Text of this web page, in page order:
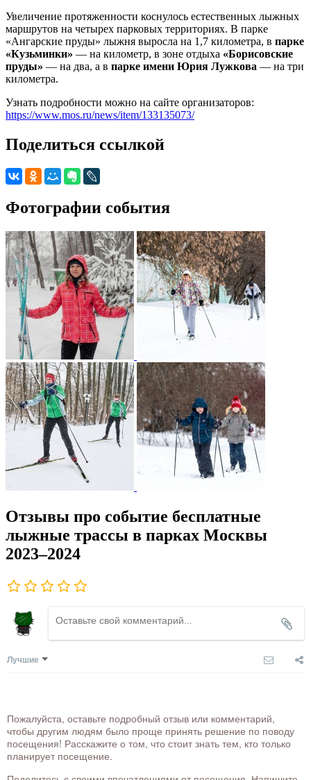
Увеличение протяженности коснулось естественных лыжных
маршрутов на четырех парковых территориях. В парке
«Ангарские пруды» лыжня выросла на 1,7 километра, в парке
«Кузьминки» — на километр, в зоне отдыха «Борисовские
пруды» — на два, а в парке имени Юрия Лужкова — на три
километра.
Узнать подробности можно на сайте организаторов:
https://www.mos.ru/news/item/133135073/
Поделиться ссылкой
Фотографии события
Отзывы про событие бесплатные
лыжные трассы в парках Москвы
2023–2024
Лучшие
Пожалуйста, оставьте подробный отзыв или комментарий,
чтобы другим людям было проще принять решение по поводу
посещения! Расскажите о том, что стоит знать тем, кто только
планирует посещение.